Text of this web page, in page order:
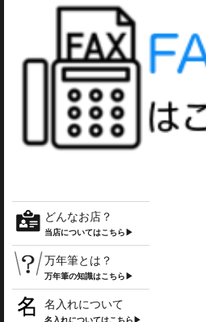
どんなお店？
当店についてはこちら▶
万年筆とは？
万年筆の知識はこちら▶
名入れについて